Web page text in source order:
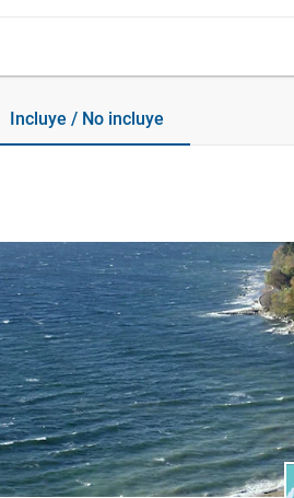
Incluye / No incluye